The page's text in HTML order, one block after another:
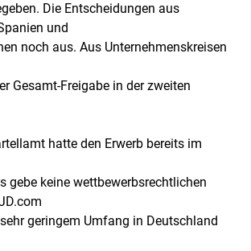
Die Entscheidungen aus
und
noch aus. Aus Unternehmenskreisen
Gesamt-Freigabe in der zweiten
hatte den Erwerb bereits im
gebe keine wettbewerbsrechtlichen
geringem Umfang in Deutschland